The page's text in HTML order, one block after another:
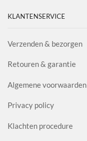
KLANTENSERVICE
Verzenden & bezorgen
Retouren & garantie
Algemene voorwaarden
Privacy policy
Klachten procedure